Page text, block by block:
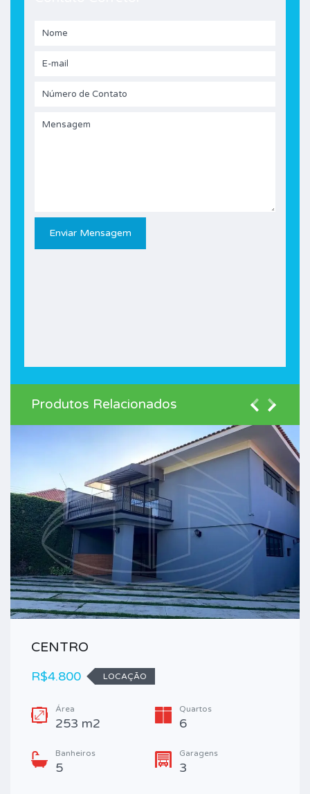
Produtos Relacionados
CENTRO
R$4.800
LOCAÇÃO
Área
253 m2
Quartos
6
Banheiros
5
Garagens
3